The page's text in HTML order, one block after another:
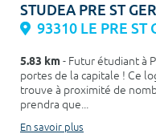
STUDEA PRE ST
93310 LE PRE ST
5.83 km- Futur étudiant à
portes de la capitale ! Ce
trouve à proximité de
prendra que...
En savoir plus